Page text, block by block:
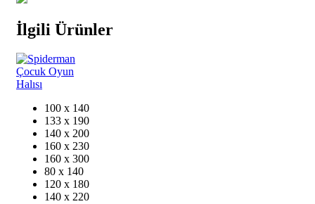
İlgili Ürünler
100 x 140
133 x 190
140 x 200
160 x 230
160 x 300
80 x 140
120 x 180
140 x 220